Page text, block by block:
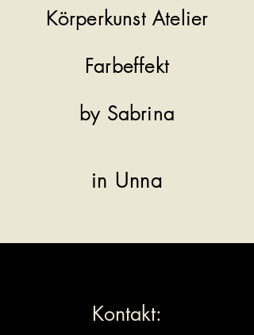
Körperkunst Atelier
Farbeffekt
by Sabrina
in Unna
Kontakt: